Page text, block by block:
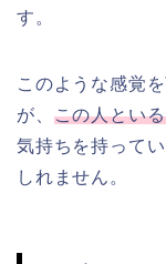
す。
このような感覚
が、 この人とい
気持ちを持って
しれません。